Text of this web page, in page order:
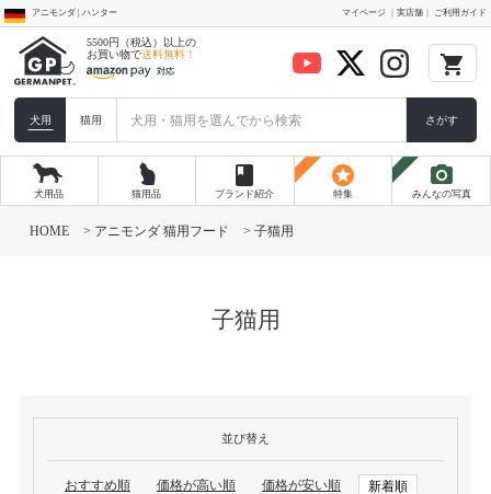
アニモンダ | ハンター マイページ 実店舗 ご利用ガイド
5500円（税込）以上の
お買い物で送料無料！ local_grocery_store
犬用 猫用 さがす
犬用品 猫用品
book
ブランド紹介
stars
特集
photo_camera
みんなの写真
HOME アニモンダ 猫用フード 子猫用
子猫用
並び替え
おすすめ順 価格が高い順 価格が安い順 新着順